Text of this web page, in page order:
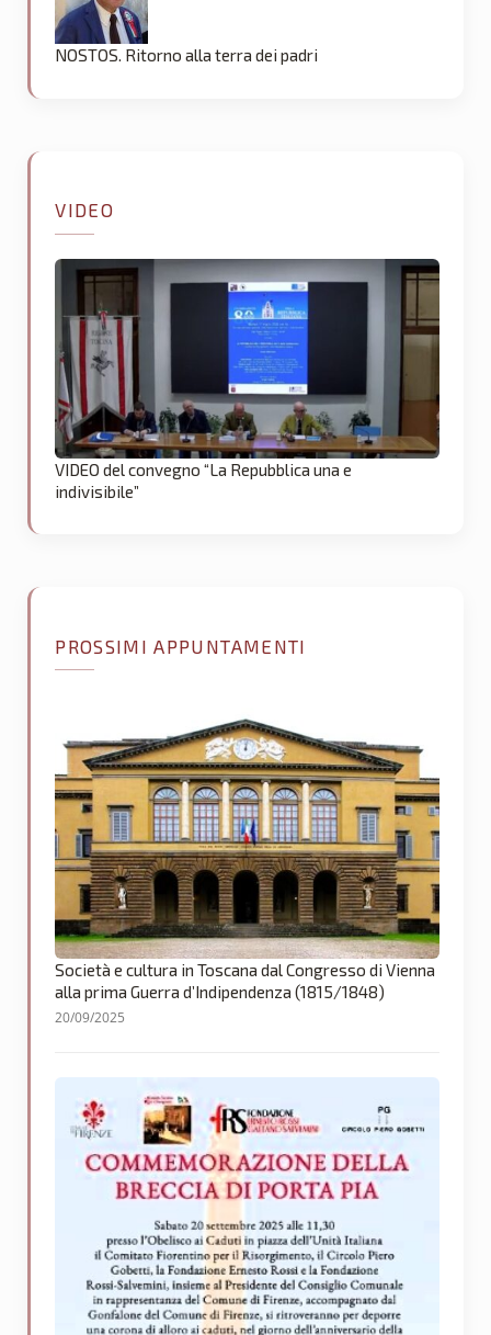
NOSTOS. Ritorno alla terra dei padri
VIDEO
VIDEO del convegno “La Repubblica una e
indivisibile”
PROSSIMI APPUNTAMENTI
Società e cultura in Toscana dal Congresso di Vienna
alla prima Guerra d’Indipendenza (1815/1848)
20/09/2025